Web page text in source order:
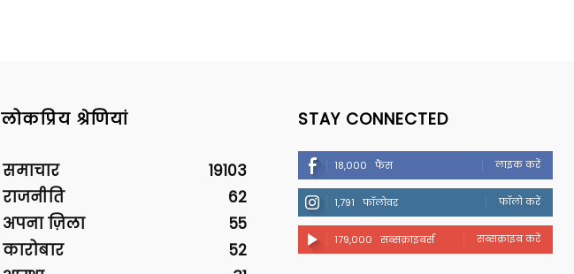
लोकप्रिय श्रेणियां
समाचार
19103
राजनीति
62
अपना ज़िला
55
कारोबार
52
STAY CONNECTED
18,000 फैंस लाइक करें
1,791 फॉलोवर फॉलो करें
179,000 सब्सक्राइबर्स सब्सक्राइब करें